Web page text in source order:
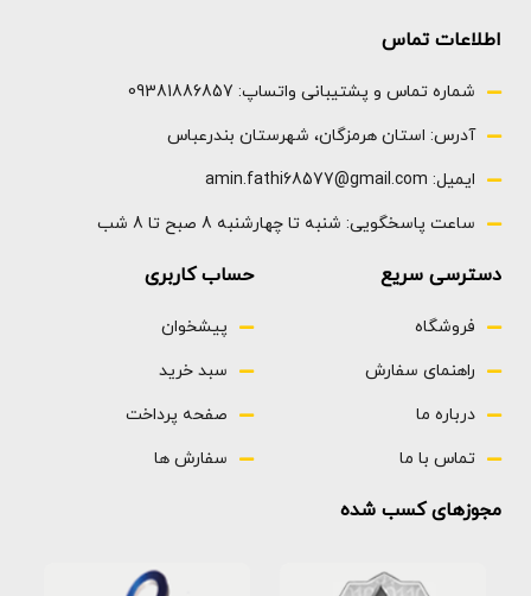
اطلاعات تماس
شماره تماس و پشتیبانی واتساپ: 09381886857
آدرس: استان هرمزگان، شهرستان بندرعباس
ایمیل: amin.fathi68577@gmail.com
ساعت پاسخگویی: شنبه تا چهارشنبه 8 صبح تا 8 شب
دسترسی سریع
فروشگاه
راهنمای سفارش
درباره ما
تماس با ما
حساب کاربری
پیشخوان
سبد خرید
صفحه پرداخت
سفارش ها
مجوزهای کسب شده